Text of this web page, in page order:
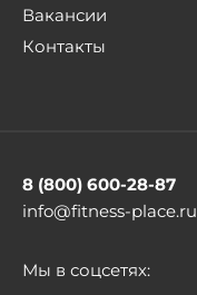
Вакансии
Контакты
8 (800) 600-28-87
info@fitness-place.ru
Мы в соцсетях: